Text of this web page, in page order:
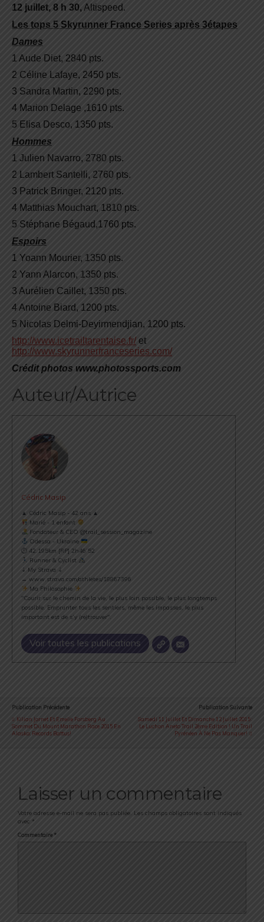
12 juillet, 8 h 30, Altispeed.
Les tops 5 Skyrunner France Series après 3étapes
Dames
1 Aude Diet, 2840 pts.
2 Céline Lafaye, 2450 pts.
3 Sandra Martin, 2290 pts.
4 Marion Delage ,1610 pts.
5 Elisa Desco, 1350 pts.
Hommes
1 Julien Navarro, 2780 pts.
2 Lambert Santelli, 2760 pts.
3 Patrick Bringer, 2120 pts.
4 Matthias Mouchart, 1810 pts.
5 Stéphane Bégaud,1760 pts.
Espoirs
1 Yoann Mourier, 1350 pts.
2 Yann Alarcon, 1350 pts.
3 Aurélien Caillet, 1350 pts.
4 Antoine Biard, 1200 pts.
5 Nicolas Delmi-Deyirmendjian, 1200 pts.
http://www.icetrailtarentaise.fr/et
http://www.skyrunnerfranceseries.com/
Crédit photos www.photossports.com
Auteur/Autrice
Cédric Masip
▲ Cédric Masip - 42 ans ▲
Marié - 1 enfant
Fondateur & CEO @trail_session_magazine
Odessa - Ukraine
⏱ 42.195km [RP] 2h46’52
Runner & Cyclist
⇣ My Strava ⇣
→ www.strava.com/athletes/18867396
Ma Philosophie
"Courir sur le chemin de la vie, le plus loin possible, le plus longtemps
possible. Emprunter tous les sentiers, même les impasses, le plus
important est de s’y (re)trouver".
Voir toutes les publications
Publication Précédente
Kilian Jornet Et Emelie Forsberg Au
Sommet Du Mount Marathon Race 2015 En
Alaska: Records Battus!
Publication Suivante
Samedi 11 Juillet Et Dimanche 12 Juillet 2015 :
Le Luchon Aneto Trail 2ème Edition ! Un Trail
Pyrénéen À Ne Pas Manquer!
Laisser un commentaire
Votre adresse e-mail ne sera pas publiée. Les champs obligatoires sont indiqués
avec *
Commentaire *